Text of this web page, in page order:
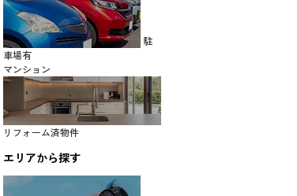
駐
車場有
マンション
リフォーム済物件
エリアから探す